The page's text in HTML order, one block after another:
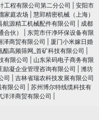
工程有限公司第二分公司
安阳市
家庭农场
慧郢精密机械（上海）
航源精工机械配件有限公司
成都
伙）
东莞市仟净环保设备有限
泽商贸有限公司
厦门小米嫁日婚
酯高频筛网_首矿科技有限公司
有限公司
山东呆码电子商务有限
励凝企业管理咨询有限公司
潍坊
司
吉林省瑞农科技发展有限公司
限公司
苏州博尔特线缆科技有
洋洋商贸有限公司